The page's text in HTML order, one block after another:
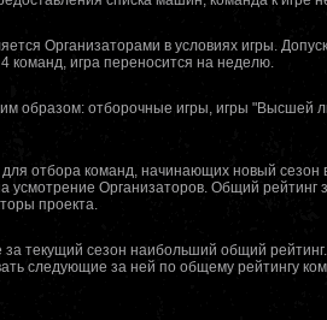
Организаторами в условиях игры.
команд, игра переносится на неделю.
образом: отборочные игры, игры "Высшей
отбора команд, начинающих новый
Организаторов. Общий рейтинг
проекта.
текущий сезон наибольший общий
следующие за ней по общему рейтингу